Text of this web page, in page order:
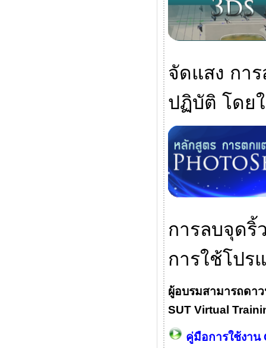
จัดแสง กา
ปฏิบัติ โดย
การลบจุดริ้
การใช้โปร
ผู้อบรมสามารถดา
SUT Virtual
คู่มือการใช้งาน